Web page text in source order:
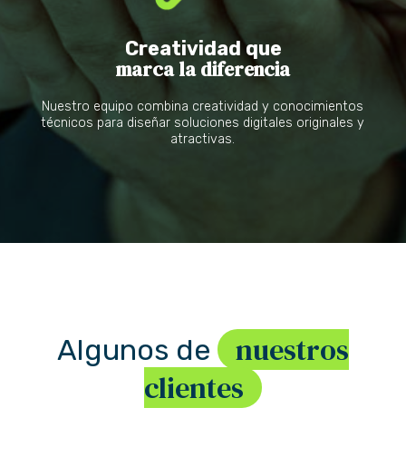
Creatividad que
marca la diferencia
Nuestro equipo combina creatividad y conocimientos
técnicos para diseñar soluciones digitales originales y
atractivas.
Algunos de nuestros
clientes